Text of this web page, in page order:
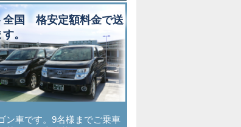
国 格安定額料金で送
。
ン車です。9名様までご乗車